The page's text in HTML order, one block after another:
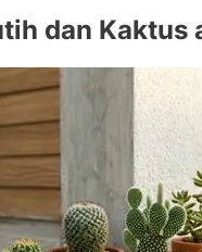
dan Kaktus